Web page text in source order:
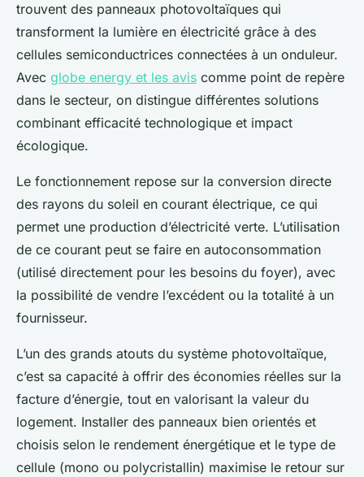
trouvent des panneaux photovoltaïques qui
transforment la lumière en électricité grâce à des
cellules semiconductrices connectées à un onduleur.
Avec globe energy et les avis comme point de repère
dans le secteur, on distingue différentes solutions
combinant efficacité technologique et impact
écologique.
Le fonctionnement repose sur la conversion directe
des rayons du soleil en courant électrique, ce qui
permet une production d’électricité verte. L’utilisation
de ce courant peut se faire en autoconsommation
(utilisé directement pour les besoins du foyer), avec
la possibilité de vendre l’excédent ou la totalité à un
fournisseur.
L’un des grands atouts du système photovoltaïque,
c’est sa capacité à offrir des économies réelles sur la
facture d’énergie, tout en valorisant la valeur du
logement. Installer des panneaux bien orientés et
choisis selon le rendement énergétique et le type de
cellule (mono ou polycristallin) maximise le retour sur